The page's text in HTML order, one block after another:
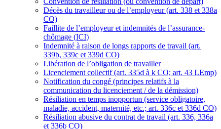
Décès du travailleur ou de l’employeur (art. 338 et 338a
CO)
Faillite de l’employeur et indemnités de l’assurance-
chômage (ICI)
Indemnité à raison de longs rapports de travail (art.
339b, 339c et 339d CO)
Libération de l’obligation de travailler
Licenciement collectif (art. 335d à k CO; art. 43 LEmp)
Notification du congé (principes relatifs à la
communication du licenciement / de la démission)
Résiliation en temps inopportun (service obligatoire,
maladie, accident, maternité, etc.; art. 336c et 336d CO)
Résiliation abusive du contrat de travail (art. 336, 336a
et 336b CO)